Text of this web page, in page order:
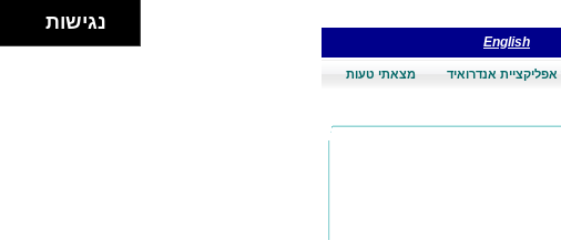
English
אפליקציית אנדרואיד מצאתי טעות
נגישות